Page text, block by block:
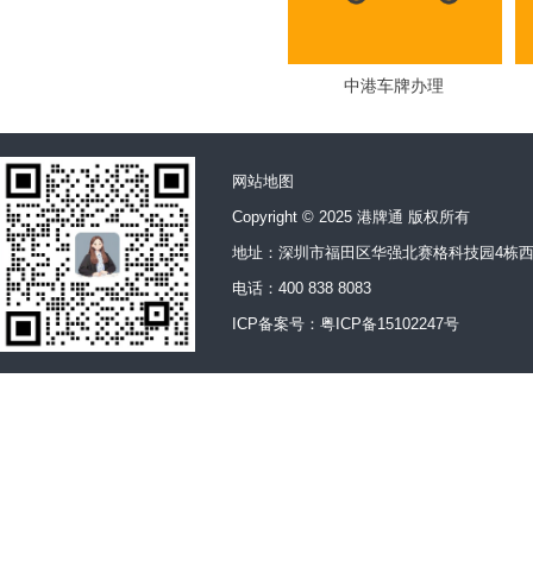
中港车牌办理
网站地图
Copyright © 2025 港牌通 版权所有
地址：深圳市福田区华强北赛格科技园4栋
电话：400 838 8083
ICP备案号： 粤ICP备15102247号